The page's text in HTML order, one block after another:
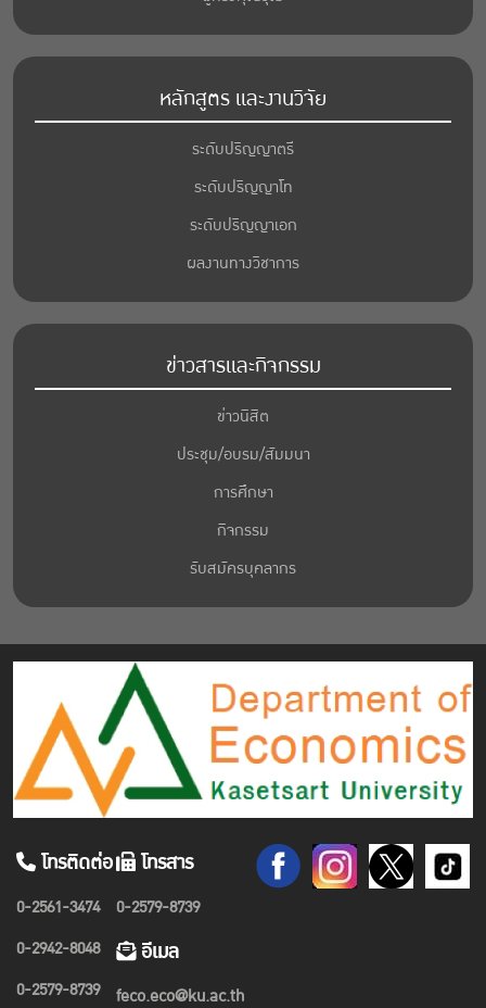
หลักสูตร และงานวิจัย
ระดับปริญญาตรี
ระดับปริญญาโท
ระดับปริญญาเอก
ผลงานทางวิชาการ
ข่าวสารและกิจกรรม
ข่าวนิสิต
ประชุม/อบรม/สัมมนา
การศึกษา
กิจกรรม
รับสมัครบุคลากร
โทรติดต่อ
0-2561-3474
0-2942-8048
0-2579-8739
โทรสาร
0-2579-8739
อีเมล
feco.eco@ku.ac.th